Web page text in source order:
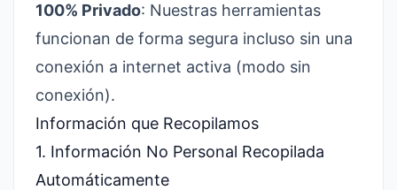
100% Privado: Nuestras herramientas
funcionan de forma segura incluso sin una
conexión a internet activa (modo sin
conexión).
Información que Recopilamos
1. Información No Personal Recopilada
Automáticamente